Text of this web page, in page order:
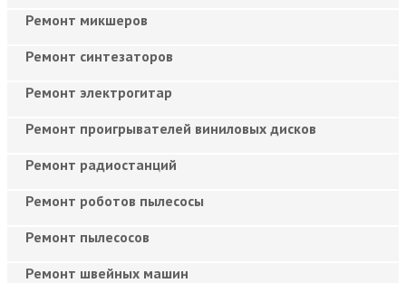
Ремонт микшеров
Ремонт синтезаторов
Ремонт электрогитар
Ремонт проигрывателей виниловых дисков
Ремонт радиостанций
Ремонт роботов пылесосы
Ремонт пылесосов
Ремонт швейных машин